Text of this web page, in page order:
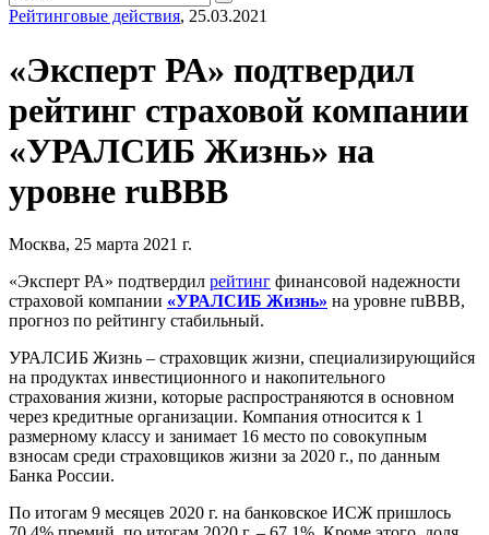
Рейтинговые действия, 25.03.2021
«Эксперт РА» подтвердил
рейтинг страховой компании
«УРАЛСИБ Жизнь» на
уровне ruBBB
Москва, 25 марта 2021 г.
«Эксперт РА» подтвердил рейтинг финансовой надежности
страховой компании «УРАЛСИБ Жизнь» на уровне ruBBB,
прогноз по рейтингу стабильный.
УРАЛСИБ Жизнь – страховщик жизни, специализирующийся
на продуктах инвестиционного и накопительного
страхования жизни, которые распространяются в основном
через кредитные организации. Компания относится к 1
размерному классу и занимает 16 место по совокупным
взносам среди страховщиков жизни за 2020 г., по данным
Банка России.
По итогам 9 месяцев 2020 г. на банковское ИСЖ пришлось